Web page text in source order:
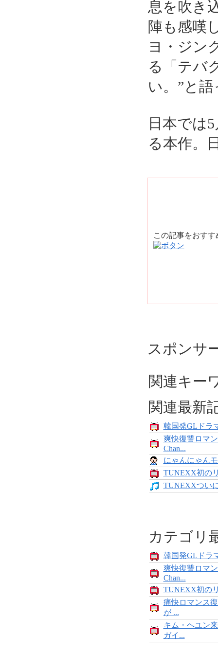
息を吹き
陣も感嘆
ヨ・ジン
る「テバ
い。”と
日本では
る本作。
この記事をおす
スポンサ
関連キー
関連最新
韓国発GLドラ
爽快復讐ロマ
Chan...
にゃんにゃん
TUNEXX初の
TUNEXXつい
カテゴリ
韓国発GLドラ
爽快復讐ロマ
Chan...
TUNEXX初の
痛快ロマンス
が ...
キム・ヘユン
ガイ...